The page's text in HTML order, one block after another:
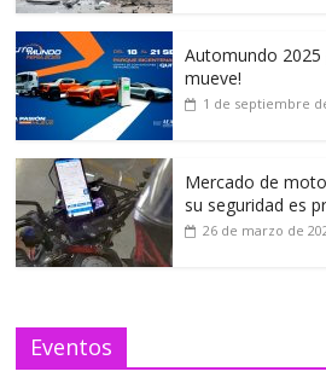
Automundo 2025
mueve!
1 de septiembre
Mercado de
su seguridad es
26 de marzo de
Eventos